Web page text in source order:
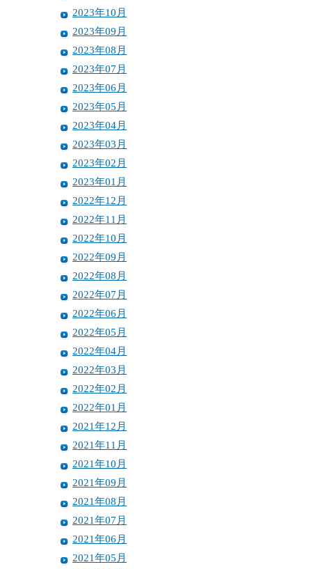
2023年10月
2023年09月
2023年08月
2023年07月
2023年06月
2023年05月
2023年04月
2023年03月
2023年02月
2023年01月
2022年12月
2022年11月
2022年10月
2022年09月
2022年08月
2022年07月
2022年06月
2022年05月
2022年04月
2022年03月
2022年02月
2022年01月
2021年12月
2021年11月
2021年10月
2021年09月
2021年08月
2021年07月
2021年06月
2021年05月